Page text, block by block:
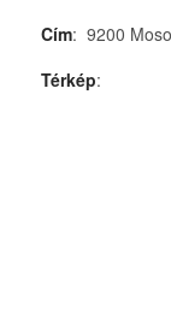
Cím: 9200
Térkép: